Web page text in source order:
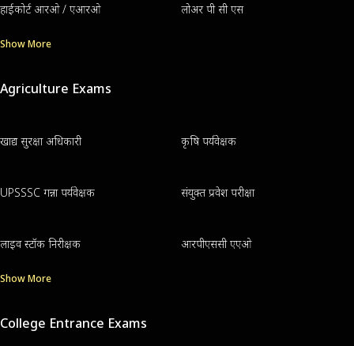
हाईकोर्ट आरओ / एआरओ लोअर पी सी एस
Show More
Agriculture Exams
खाद्य सुरक्षा अधिकारी कृषि पर्यवेक्षक
UPSSSC गन्ना पर्यवेक्षक संयुक्त प्रवेश परीक्षा
लाइव स्टॉक निरीक्षक आरपीएससी एएओ
Show More
College Entrance Exams